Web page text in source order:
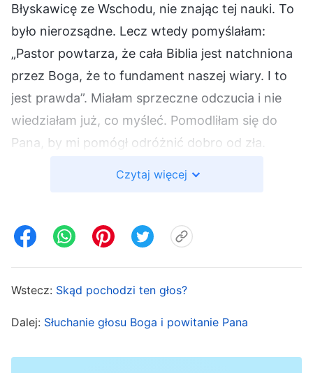
Błyskawicę ze Wschodu, nie znając tej nauki. To
było nierozsądne. Lecz wtedy pomyślałam:
„Pastor powtarza, że cała Biblia jest natchniona
przez Boga, że to fundament naszej wiary. I to
jest prawda”. Miałam sprzeczne odczucia i nie
wiedziałam już, co myśleć. Pomodliłam się do
Pana, by mi pomógł odróżnić dobro od zła.
Nazajutrz mama powtórzyła, że powinnam
że jeśli stracę szansę na powitanie Pana, to będę
tego później gorzko żałować. Pomyślałam:
„Mogę przecież sprawdzić, czego nauczają, i
przekonać się, czy Bóg Wszechmogący to
faktycznie Pan Jezus, który powrócił”. Zgodziłam
Boga Wszechmogącego mówił o trwającym
Czytaj więcej
Wstecz: Skąd pochodzi ten głos?
Dalej: Słuchanie głosu Boga i powitanie Pana